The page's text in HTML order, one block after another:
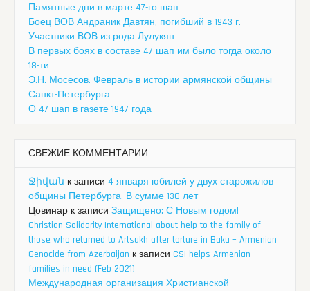
Памятные дни в марте 47-го шап
Боец ВОВ Андраник Давтян, погибший в 1943 г.
Участники ВОВ из рода Лулукян
В первых боях в составе 47 шап им было тогда около
18-ти
Э.Н. Мосесов. Февраль в истории армянской общины
Санкт-Петербурга
О 47 шап в газете 1947 года
СВЕЖИЕ КОММЕНТАРИИ
Ջիվան к записи 4 января юбилей у двух старожилов
общины Петербурга. В сумме 130 лет
Цовинар к записи Защищено: С Новым годом!
Christian Solidarity International about help to the family of
those who returned to Artsakh after torture in Baku – Armenian
Genocide from Azerbaijan к записи CSI helps Armenian
families in need (Feb 2021)
Международная организация Христианской